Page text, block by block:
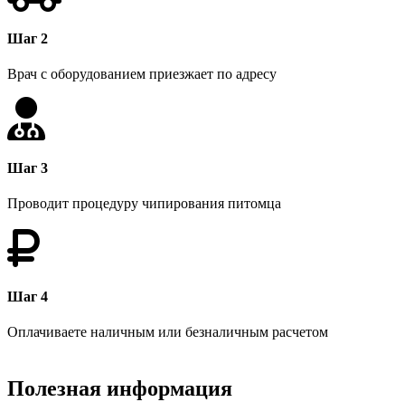
Шаг 2
Врач с оборудованием приезжает по адресу
Шаг 3
Проводит процедуру чипирования питомца
Шаг 4
Оплачиваете наличным или безналичным расчетом
Полезная информация